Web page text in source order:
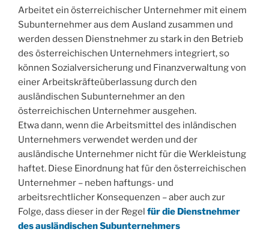
Arbeitet ein österreichischer Unternehmer mit einem
Subunternehmer aus dem Ausland zusammen und
werden dessen Dienstnehmer zu stark in den Betrieb
des österreichischen Unternehmers integriert, so
können Sozialversicherung und Finanzverwaltung von
einer Arbeitskräfteüberlassung durch den
ausländischen Subunternehmer an den
österreichischen Unternehmer ausgehen.
Etwa dann, wenn die Arbeitsmittel des inländischen
Unternehmers verwendet werden und der
ausländische Unternehmer nicht für die Werkleistung
haftet. Diese Einordnung hat für den österreichischen
Unternehmer – neben haftungs- und
arbeitsrechtlicher Konsequenzen – aber auch zur
Folge, dass dieser in der Regel für die Dienstnehmer
des ausländischen Subunternehmers